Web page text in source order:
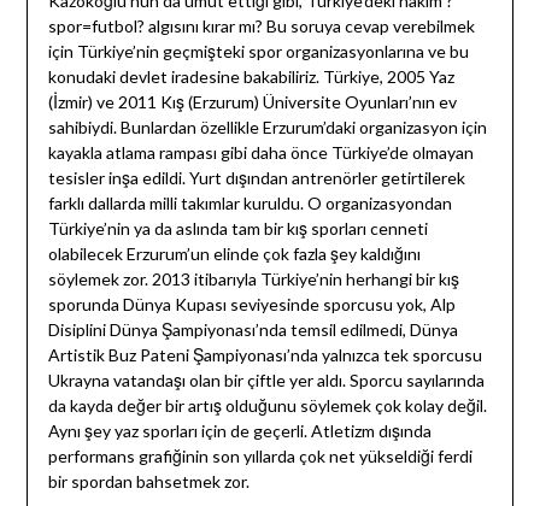
spor=futbol? algısını kırar mı? Bu soruya cevap verebilmek
için Türkiye’nin geçmişteki spor organizasyonlarına ve bu
konudaki devlet iradesine bakabiliriz. Türkiye, 2005 Yaz
(İzmir) ve 2011 Kış (Erzurum) Üniversite Oyunları’nın ev
sahibiydi. Bunlardan özellikle Erzurum’daki organizasyon için
kayakla atlama rampası gibi daha önce Türkiye’de olmayan
tesisler inşa edildi. Yurt dışından antrenörler getirtilerek
farklı dallarda milli takımlar kuruldu. O organizasyondan
Türkiye’nin ya da aslında tam bir kış sporları cenneti
olabilecek Erzurum’un elinde çok fazla şey kaldığını
söylemek zor. 2013 itibarıyla Türkiye’nin herhangi bir kış
sporunda Dünya Kupası seviyesinde sporcusu yok, Alp
Disiplini Dünya Şampiyonası’nda temsil edilmedi, Dünya
Artistik Buz Pateni Şampiyonası’nda yalnızca tek sporcusu
Ukrayna vatandaşı olan bir çiftle yer aldı. Sporcu sayılarında
da kayda değer bir artış olduğunu söylemek çok kolay değil.
Aynı şey yaz sporları için de geçerli. Atletizm dışında
performans grafiğinin son yıllarda çok net yükseldiği ferdi
bir spordan bahsetmek zor.